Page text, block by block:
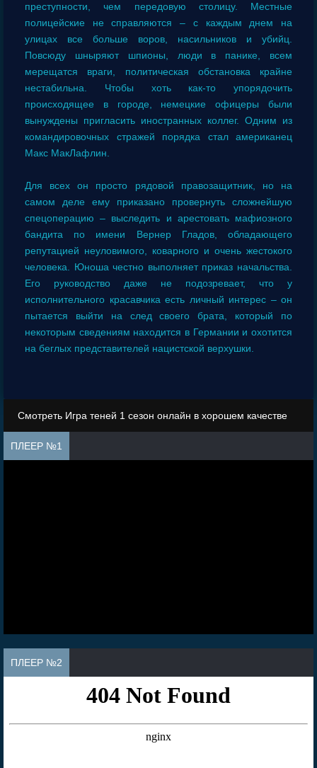
преступности, чем передовую столицу. Местные
полицейские не справляются – с каждым днем на
улицах все больше воров, насильников и убийц.
Повсюду шныряют шпионы, люди в панике, всем
мерещатся враги, политическая обстановка крайне
нестабильна. Чтобы хоть как-то упорядочить
происходящее в городе, немецкие офицеры были
вынуждены пригласить иностранных коллег. Одним из
командировочных стражей порядка стал американец
Макс МакЛафлин.
Для всех он просто рядовой правозащитник, но на
самом деле ему приказано провернуть сложнейшую
спецоперацию – выследить и арестовать мафиозного
бандита по имени Вернер Гладов, обладающего
репутацией неуловимого, коварного и очень жестокого
человека. Юноша честно выполняет приказ начальства.
Его руководство даже не подозревает, что у
исполнительного красавчика есть личный интерес – он
пытается выйти на след своего брата, который по
некоторым сведениям находится в Германии и охотится
на беглых представителей нацистской верхушки.
Смотреть Игра теней 1 сезон онлайн в хорошем качестве
ПЛЕЕР №1
ПЛЕЕР №2